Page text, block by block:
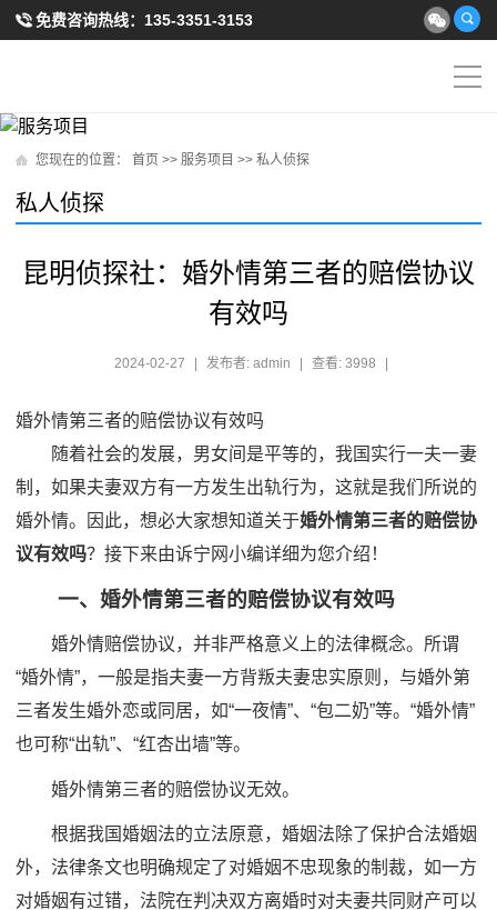
免费咨询热线： 135-3351-3153
您现在的位置： 首页 >> 服务项目 >> 私人侦探
私人侦探
昆明侦探社：婚外情第三者的赔偿协议
有效吗
2024-02-27 发布者: admin 查看: 3998
婚外情第三者的赔偿协议有效吗
随着社会的发展，男女间是平等的，我国实行一夫一妻
制，如果夫妻双方有一方发生出轨行为，这就是我们所说的
婚外情。因此，想必大家想知道关于婚外情第三者的赔偿协
议有效吗？接下来由诉宁网小编详细为您介绍！
一、婚外情第三者的赔偿协议有效吗
婚外情赔偿协议，并非严格意义上的法律概念。所谓
“婚外情”，一般是指夫妻一方背叛夫妻忠实原则，与婚外第
三者发生婚外恋或同居，如“一夜情”、“包二奶”等。“婚外情”
也可称“出轨”、“红杏出墙”等。
婚外情第三者的赔偿协议无效。
根据我国婚姻法的立法原意，婚姻法除了保护合法婚姻
外，法律条文也明确规定了对婚姻不忠现象的制裁，如一方
对婚姻有过错，法院在判决双方离婚时对夫妻共同财产可以